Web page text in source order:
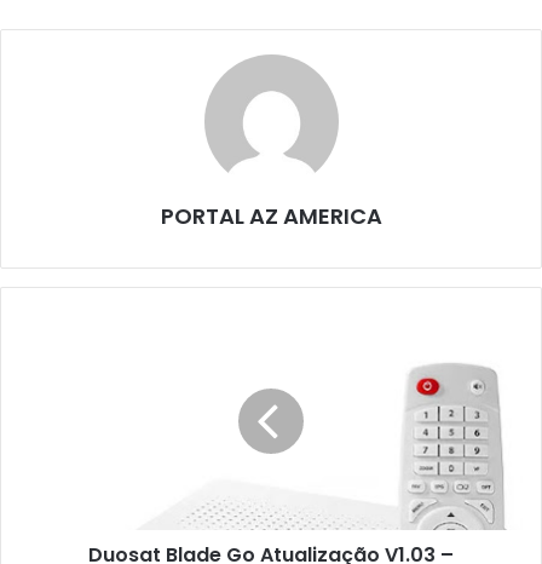
PORTAL AZ AMERICA
Duosat Blade Go Atualização V1.03 –